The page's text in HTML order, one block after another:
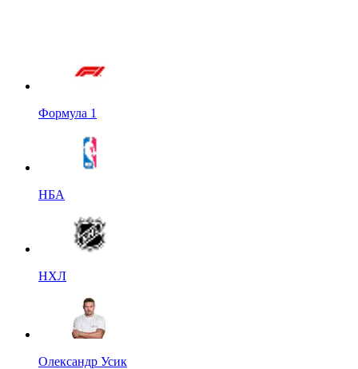
Формула 1
НБА
НХЛ
Олександр Усик